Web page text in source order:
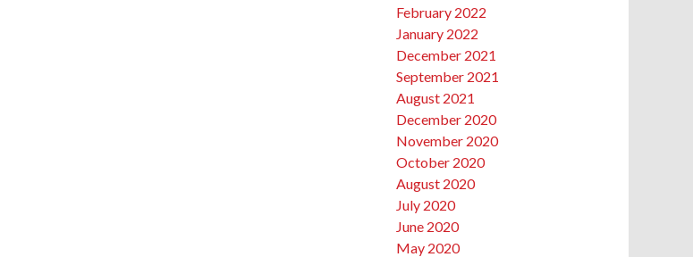
February 2022
January 2022
December 2021
September 2021
August 2021
December 2020
November 2020
October 2020
August 2020
July 2020
June 2020
May 2020